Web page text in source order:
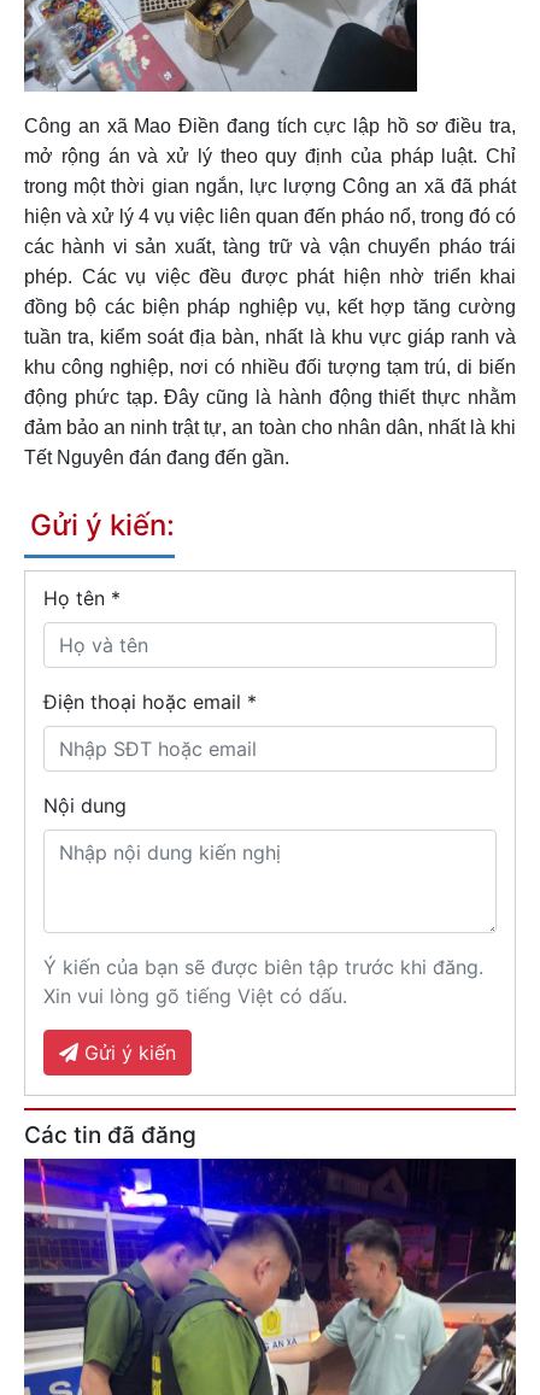
Công an xã Mao Điền đang tích cực lập hồ sơ điều tra,
mở rộng án và xử lý theo quy định của pháp luật. Chỉ
trong một thời gian ngắn, lực lượng Công an xã đã phát
hiện và xử lý 4 vụ việc liên quan đến pháo nổ, trong đó có
các hành vi sản xuất, tàng trữ và vận chuyển pháo trái
phép. Các vụ việc đều được phát hiện nhờ triển khai
đồng bộ các biện pháp nghiệp vụ, kết hợp tăng cường
tuần tra, kiểm soát địa bàn, nhất là khu vực giáp ranh và
khu công nghiệp, nơi có nhiều đối tượng tạm trú, di biến
động phức tạp. Đây cũng là hành động thiết thực nhằm
đảm bảo an ninh trật tự, an toàn cho nhân dân, nhất là khi
Tết Nguyên đán đang đến gần.
Gửi ý kiến:
Họ tên *
Điện thoại hoặc email *
Nội dung
Ý kiến của bạn sẽ được biên tập trước khi đăng.
Xin vui lòng gõ tiếng Việt có dấu.
Gửi ý kiến
Các tin đã đăng